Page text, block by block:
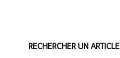
RECHERCHER UN ARTICLE